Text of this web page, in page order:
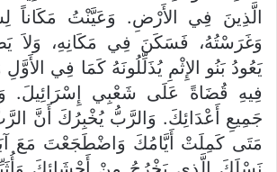
الَّذِينَ فِي الأَرْضِ. وَعَيَّنْتُ مَكَاناً
وَغَرَسْتُهُ، فَسَكَنَ فِي مَكَانِهِ، وَلاَ
يَعُودُ بَنُو الإِثْمِ يُذَلِّلُونَهُ كَمَا فِي
فِيهِ قُضَاةً عَلَى شَعْبِي إِسْرَائِيلَ.
جَمِيعِ أَعْدَائِكَ. وَالرَّبُّ يُخْبِرُكَ أَنَّ
مَتَى كَمِلَتْ أَيَّامُكَ وَاضْطَجَعْتَ مَعَ